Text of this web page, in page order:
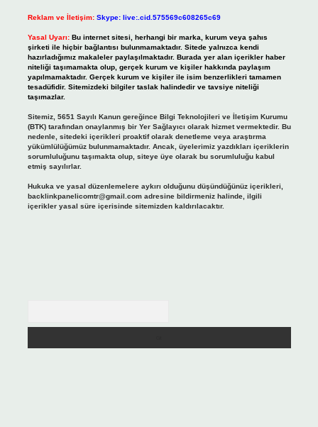
Reklam ve İletişim: Skype: live:.cid.575569c608265c69
Yasal Uyarı: Bu internet sitesi, herhangi bir marka, kurum veya şahıs
şirketi ile hiçbir bağlantısı bulunmamaktadır. Sitede yalnızca kendi
hazırladığımız makaleler paylaşılmaktadır. Burada yer alan içerikler haber
niteliği taşımamakta olup, gerçek kurum ve kişiler hakkında paylaşım
yapılmamaktadır. Gerçek kurum ve kişiler ile isim benzerlikleri tamamen
tesadüfidir. Sitemizdeki bilgiler taslak halindedir ve tavsiye niteliği
taşımazlar.
Sitemiz, 5651 Sayılı Kanun gereğince Bilgi Teknolojileri ve İletişim Kurumu
(BTK) tarafından onaylanmış bir Yer Sağlayıcı olarak hizmet vermektedir. Bu
nedenle, sitedeki içerikleri proaktif olarak denetleme veya araştırma
yükümlülüğümüz bulunmamaktadır. Ancak, üyelerimiz yazdıkları içeriklerin
sorumluluğunu taşımakta olup, siteye üye olarak bu sorumluluğu kabul
etmiş sayılırlar.
Hukuka ve yasal düzenlemelere aykırı olduğunu düşündüğünüz içerikleri,
backlinkpanelicomtr@gmail.comadresine bildirmeniz halinde, ilgili
içerikler yasal süre içerisinde sitemizden kaldırılacaktır.